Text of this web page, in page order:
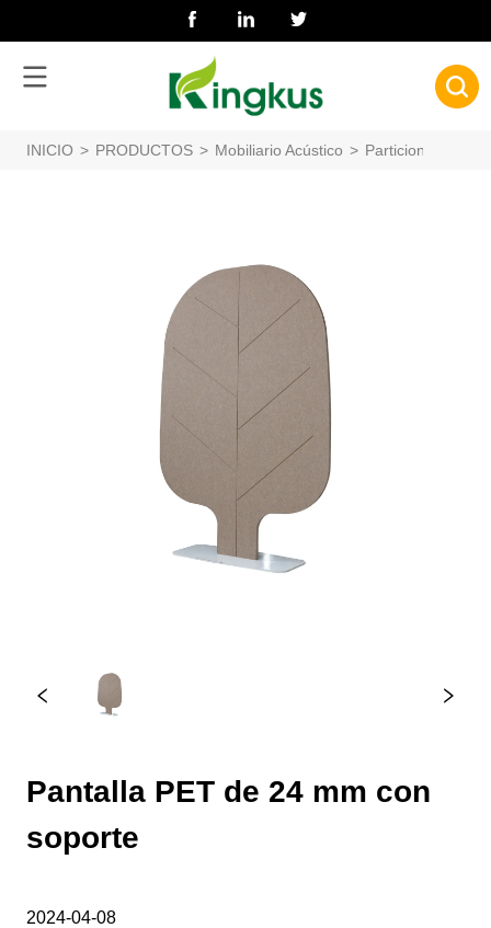
INICIO > PRODUCTOS > Mobiliario Acústico > Particiones
Pantalla PET de 24 mm con
soporte
2024-04-08